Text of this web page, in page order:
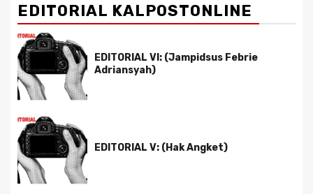
EDITORIAL KALPOSTONLINE
EDITORIAL VI: (Jampidsus Febrie
Adriansyah)
EDITORIAL V: (Hak Angket)